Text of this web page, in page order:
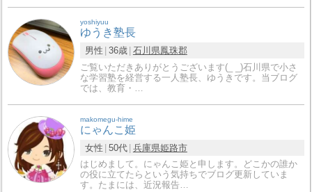
yoshiyuu
ゆうき塾長
男性 36歳 石川県 鳳珠郡
ご覧いただきありがとうございます(_ _)石川県で小さ
な学習塾を経営する一人塾長、ゆうきです。当ブログ
では、教育・…
makomegu-hime
にゃんこ姫
女性 50代 兵庫県姫路市
はじめまして。にゃんこ姫と申します。どこかの誰か
の役に立てたらという気持ちでブログ更新していま
す。たまには、近況報告…